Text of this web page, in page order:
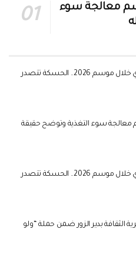
معالجة سوء
قفزة في إنتاج القمح السوري خلال موسم 2026.. الحسكة تتصدر
معالجة سوء التغذية وتوضح حقيقة
قفزة في إنتاج القمح السوري خلال موسم 2026.. الحسكة تتصدر
الثقافة بدير الزور ضمن حملة “ولو